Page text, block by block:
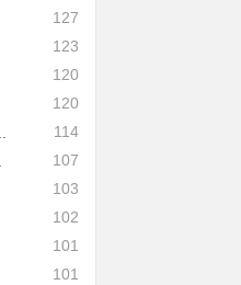
127
123
120
120
114
107
103
102
101
101